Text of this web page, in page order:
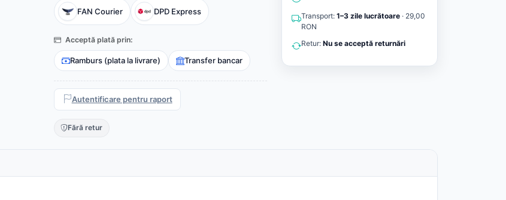
FAN Courier DPD Express
Acceptă plată prin:
Ramburs (plata la livrare) Transfer bancar
Autentificare pentru raport
Fără retur
Transport: 1–3 zile lucrătoare · 29,00
RON
Retur: Nu se acceptă returnări